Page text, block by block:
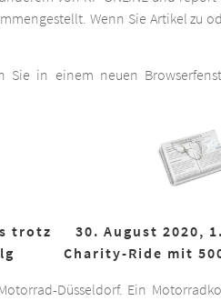
Wenn Sie Artikel zu
Sie in einem neuen
trotz
30. August 2020,
Charity-Ride mit
Düsseldorf. Ein